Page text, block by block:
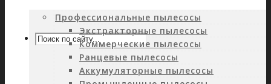
Профессиональные пылесосы
Экстракторные пылесосы
Коммерческие пылесосы
Ранцевые пылесосы
Аккумуляторные пылесосы